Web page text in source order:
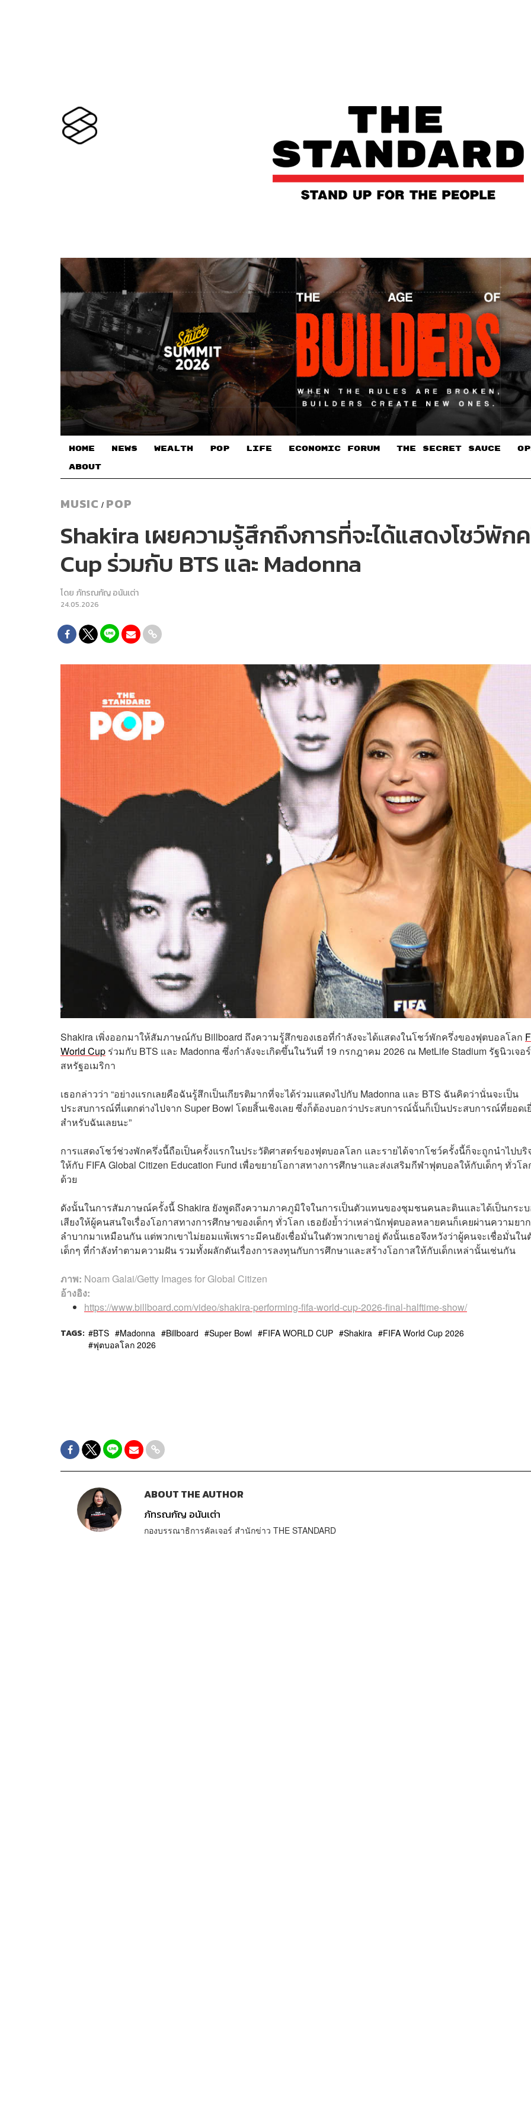
HOME NEWS WEALTH POP LIFE ECONOMIC FORUM THE SECRET SAUCE​
ABOUT
MUSIC / POP
Shakira เผยความรู้สึกถึงการที่จะได้แสดงโชว์พัก
Cup ร่วมกับ BTS และ Madonna
โดย ภัทรณกัญ อนันเต่า
24.05.2026
Shakira เพิ่งออกมาให้สัมภาษณ์กับ Billboard ถึงความรู้สึกของเธอที่กำลังจะได้แสดงในโชว์พักครึ่งของฟุตบอลโลก
World Cup ร่วมกับ BTS และ Madonna ซึ่งกำลังจะเกิดขึ้นในวันที่ 19 กรกฎาคม 2026 ณ MetLife Stadium รัฐนิวเจอ
สหรัฐอเมริกา
เธอกล่าวว่า “อย่างแรกเลยคือฉันรู้สึกเป็นเกียรติมากที่จะได้ร่วมแสดงไปกับ Madonna และ BTS ฉันคิดว่านั่นจะเป็น
ประสบการณ์ที่แตกต่างไปจาก Super Bowl โดยสิ้นเชิงเลย ซึ่งก็ต้องบอกว่าประสบการณ์นั้นก็เป็นประสบการณ์ที่ยอดเ
สำหรับฉันเลยนะ”
การแสดงโชว์ช่วงพักครึ่งนี้ถือเป็นครั้งแรกในประวัติศาสตร์ของฟุตบอลโลก และรายได้จากโชว์ครั้งนี้ก็จะถูกนำไปบริ
ให้กับ FIFA Global Citizen Education Fund เพื่อขยายโอกาสทางการศึกษาและส่งเสริมกีฬาฟุตบอลให้กับเด็กๆ ทั่วโ
ด้วย
ดังนั้นในการสัมภาษณ์ครั้งนี้ Shakira ยังพูดถึงความภาคภูมิใจในการเป็นตัวแทนของชุมชนคนละตินและได้เป็นกระ
เสียงให้ผู้คนสนใจเรื่องโอกาสทางการศึกษาของเด็กๆ ทั่วโลก เธอยังย้ำว่าเหล่านักฟุตบอลหลายคนก็เคยผ่านความยาก
ลำบากมาเหมือนกัน แต่พวกเขาไม่ยอมแพ้เพราะมีคนยังเชื่อมั่นในตัวพวกเขาอยู่ ดังนั้นเธอจึงหวังว่าผู้คนจะเชื่อมั่นใน
เด็กๆ ที่กำลังทำตามความฝัน รวมทั้งผลักดันเรื่องการลงทุนกับการศึกษาและสร้างโอกาสให้กับเด็กเหล่านั้นเช่นกัน
ภาพ: Noam Galai/Getty Images for Global Citizen
อ้างอิง:
https://www.billboard.com/video/shakira-performing-fifa-world-cup-2026-final-halftime-show/
TAGS: BTS Madonna Billboard Super Bowl FIFA WORLD CUP Shakira
FIFA World Cup 2026
ฟุตบอลโลก 2026
ABOUT THE AUTHOR
ภัทรณกัญ อนันเต่า
กองบรรณาธิการคัลเจอร์ สำนักข่าว THE STANDARD